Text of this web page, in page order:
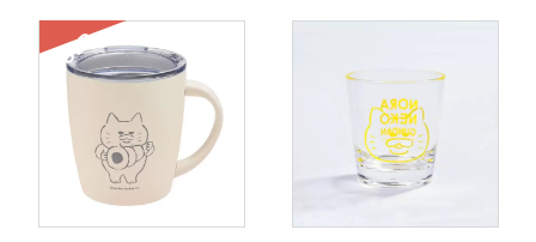
SOLD